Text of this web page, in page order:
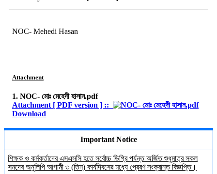
NOC- Mehedi Hasan
Attachment
1. NOC- মোঃ মেহেদী হাসান.pdf
Attachment [ PDF version ] ::
Download
Important Notice
শিক্ষক ও কর্মকর্তাদের এসএসসি হতে সর্বোচ্চ ডিগ্রি পর্যন্ত অর্জিত শুধুমাত্র সকল
সনদের অনুলিপি আগামী ৩ (তিন) কার্যদিবসের মধ্যে প্রেরণ সংক্রান্ত বিজ্ঞপ্তি।